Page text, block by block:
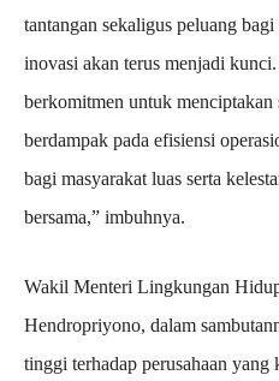
tantangan sekaligus peluang
inovasi akan terus menjadi
berkomitmen untuk
berdampak pada efisiensi
bagi masyarakat luas serta
bersama,” imbuhnya.
Wakil Menteri Lingkungan
Hendropriyono, dalam
tinggi terhadap perusahaan